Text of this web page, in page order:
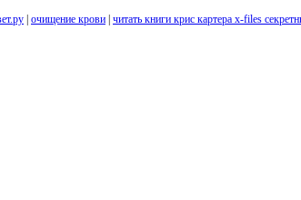
очищение крови читать книги крис картера x-files